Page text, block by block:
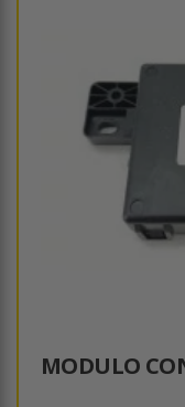
MODULO